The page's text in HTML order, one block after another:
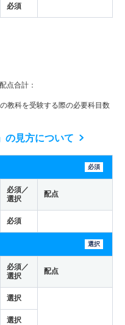
必須
点合計：
教科を受験する際の必要科目数
の見方について
必須
必須／
選択
配点
必須
選択
必須／
選択
配点
選択
選択